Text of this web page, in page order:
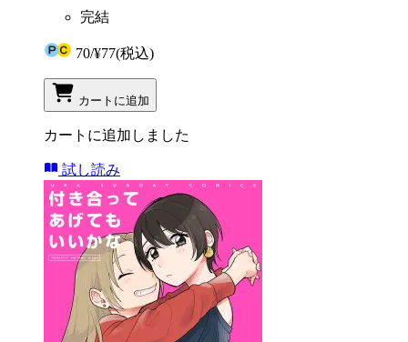
完結
70/¥77(税込)
カートに追加
カートに追加しました
試し読み